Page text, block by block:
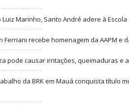
Marinho, Santo André adere à
Ferriani recebe homenagem da AAPM e
pode causar irritações, queimaduras e
da BRK em Mauá conquista título